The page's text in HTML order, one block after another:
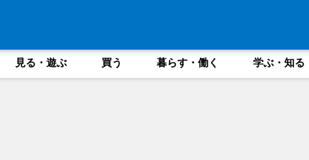
見る・遊ぶ 買う 暮らす・働く 学ぶ・知る